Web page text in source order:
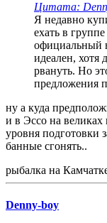
Цитата:
Я недавно
ехать в
официальный
идеален, хотя
рвануть. Но
предложения
ну а куда
и в Эссо на великах
уровня подготовки
банные сгонять..
рыбалка на
Denny-boy